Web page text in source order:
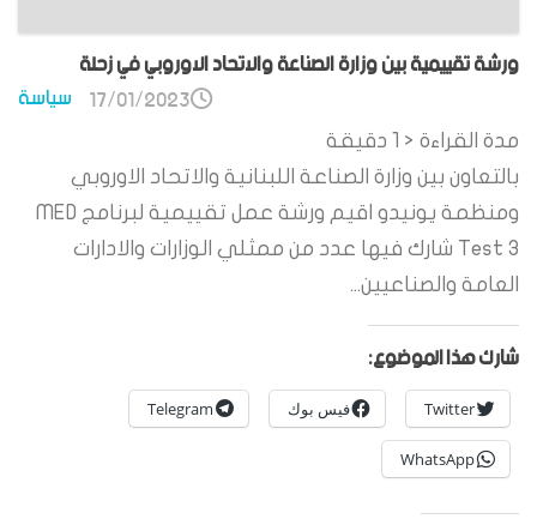
ورشة تقييمية بين وزارة الصناعة والاتحاد الاوروبي في زحلة
سياسة 17/01/2023
مدة القراءة < 1
دقيقة
بالتعاون بين وزارة الصناعة اللبنانية والاتحاد الاوروبي
ومنظمة يونيدو اقيم ورشة عمل تقييمية لبرنامج MED
Test 3 شارك فيها عدد من ممثلي الوزارات والادارات
العامة والصناعيين...
شارك هذا الموضوع:
Twitter فيس بوك Telegram
WhatsApp